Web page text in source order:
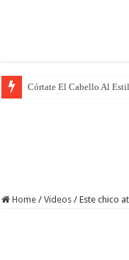
Córtate El Cabello Al
Home / Videos / Este chico